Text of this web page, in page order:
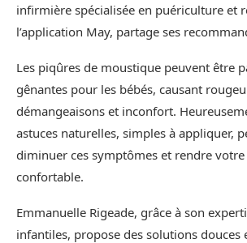
infirmière spécialisée en puériculture et
l’application May, partage ses
Les piqûres de moustique peuvent être
gênantes pour les bébés, causant
démangeaisons et inconfort.
astuces naturelles, simples à appliquer,
diminuer ces symptômes et rendre
confortable.
Emmanuelle Rigeade, grâce à son
infantiles, propose des solutions douces